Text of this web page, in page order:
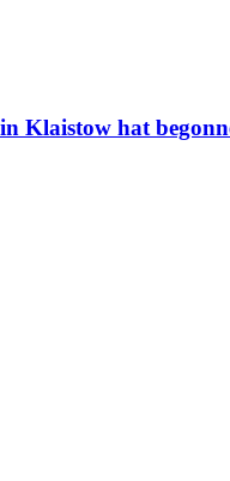
Klaistow hat